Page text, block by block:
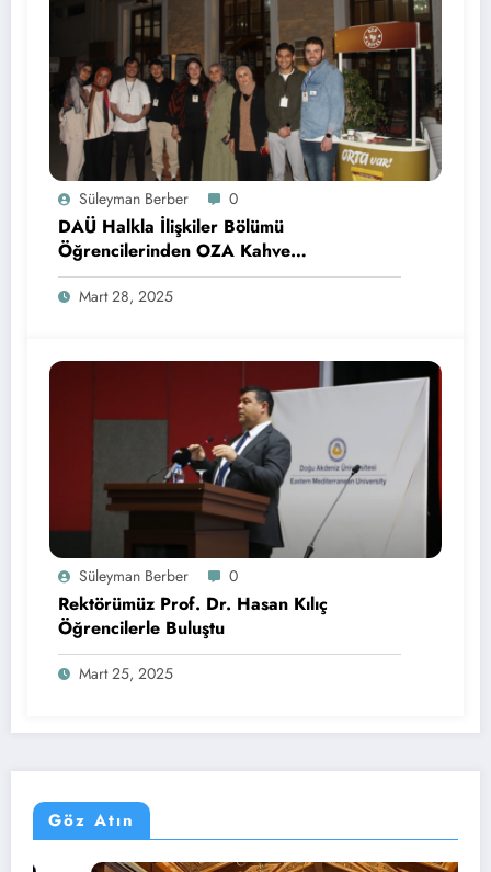
Süleyman Berber 0
DAÜ Halkla İlişkiler Bölümü
Öğrencilerinden OZA Kahve
Sponsorluğunda Lezzetli Bir Etkinlik
Mart 28, 2025
Süleyman Berber 0
Rektörümüz Prof. Dr. Hasan Kılıç
Öğrencilerle Buluştu
Mart 25, 2025
Göz Atın